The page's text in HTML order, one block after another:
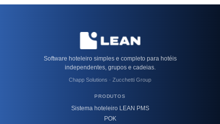
Software hoteleiro simples e completo para hotéis
independentes, grupos e cadeias.
Chapp Solutions · Zucchetti Group
PRODUTOS
Sistema hoteleiro LEAN PMS
POK